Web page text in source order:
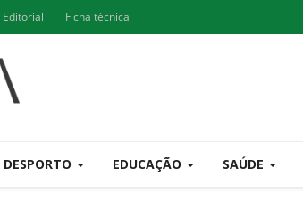
Editorial Ficha técnica
DESPORTO EDUCAÇÃO SAÚDE